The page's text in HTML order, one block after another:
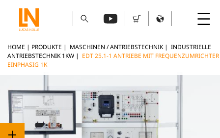
HOME | PRODUKTE | MASCHINEN / ANTRIEBSTECHNIK | INDUSTRIELLE
ANTRIEBSTECHNIK 1KW | EDT 25.1-1 ANTRIEBE MIT FREQUENZUMRICHTER
EINPHASIG 1K